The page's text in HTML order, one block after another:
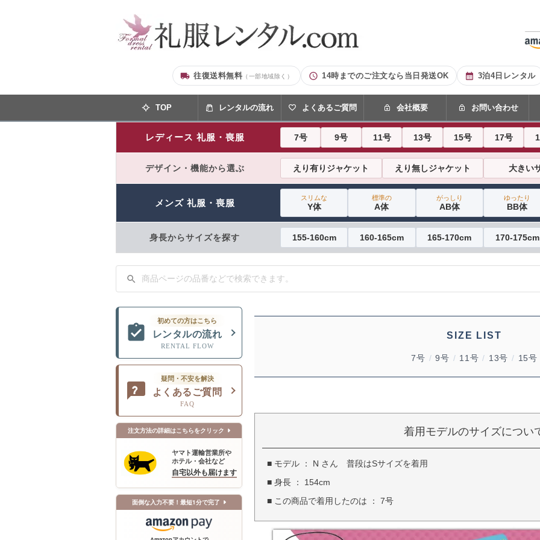
往復送料無料（一部地域除く） 14時までのご注文なら当日発送OK 3泊4日レンタル
TOP レンタルの流れ よくあるご質問 会社概要 お問い合わせ
レディース 礼服・喪服 7号 9号 11号 13号 15号 17号
デザイン・機能から選ぶ えり有りジャケット えり無しジャケット 大きい
メンズ 礼服・喪服 スリムな
Y体
標準の
A体
がっしり
AB体
ゆったり
BB体
身長からサイズを探す 155-160cm 160-165cm 165-170cm 170-175cm
初めての方はこちら
レンタルの流れ
RENTAL FLOW
疑問・不安を解決
よくあるご質問
FAQ
注文方法の詳細はこちらをクリック
ヤマト運輸営業所や
ホテル・会社など
自宅以外も届けます
面倒な入力不要！最短1分で完了
SIZE LIST
7号 / 9号 / 11号 / 13号 / 15号
着用モデルのサイズについ
■ モデル ： N さん 普段はSサイズを着用
■ 身長 ： 154cm
■ この商品で着用したのは ： 7号